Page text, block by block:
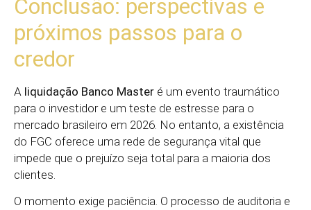
Conclusão: perspectivas e
próximos passos para o
credor
A liquidação Banco Master é um evento traumático
para o investidor e um teste de estresse para o
mercado brasileiro em 2026. No entanto, a existência
do FGC oferece uma rede de segurança vital que
impede que o prejuízo seja total para a maioria dos
clientes.
O momento exige paciência. O processo de auditoria e